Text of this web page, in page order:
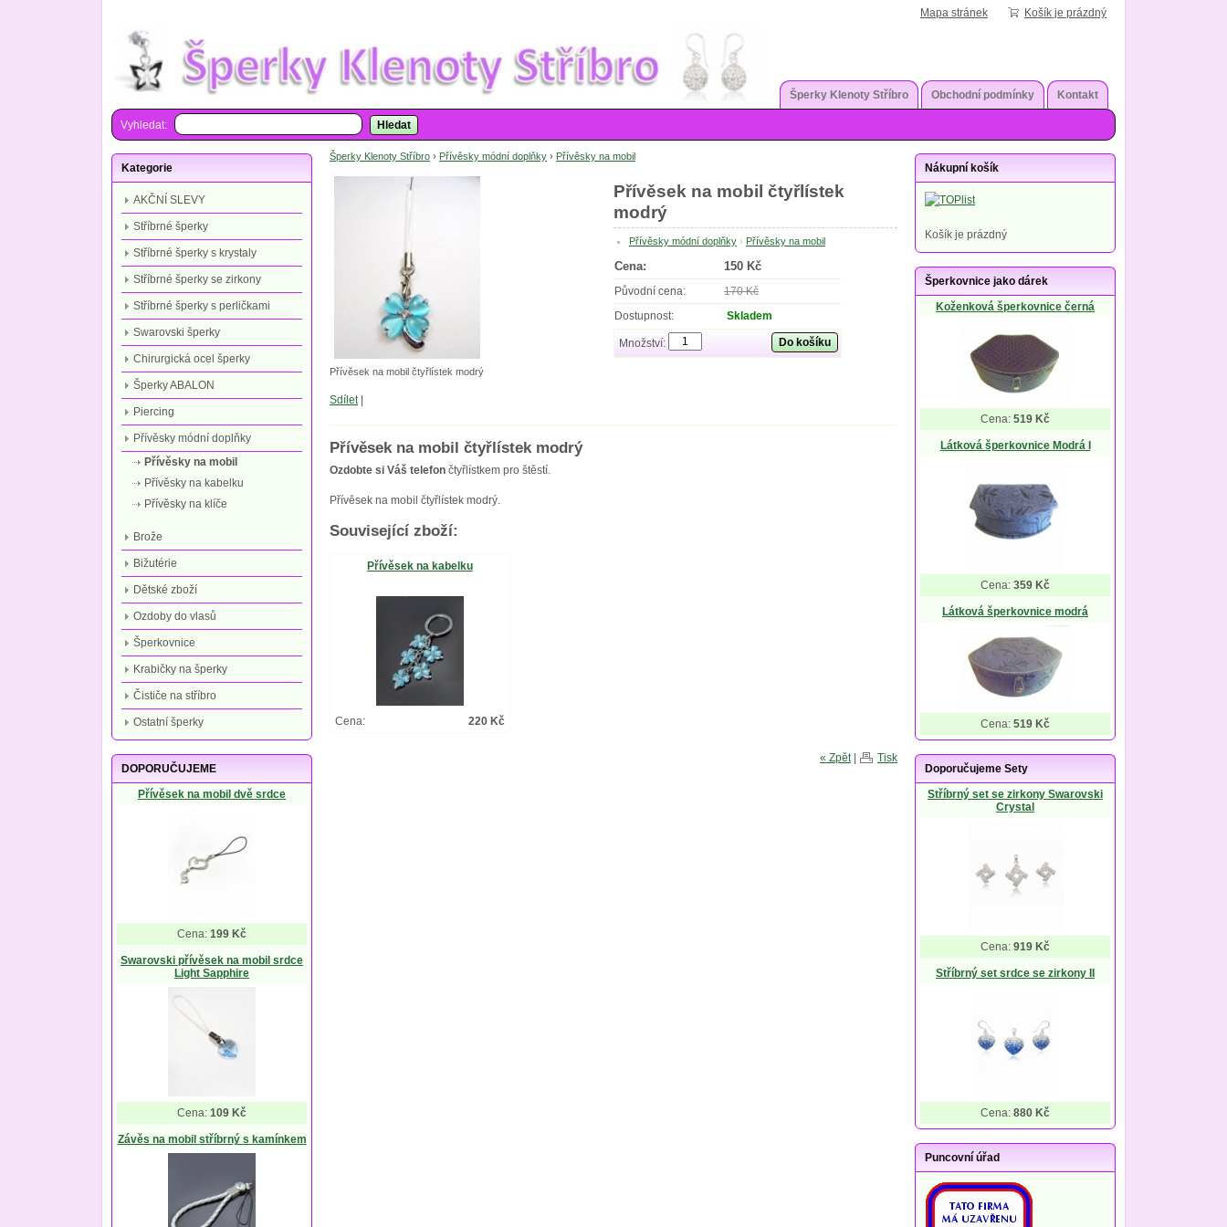
Košík je prázdný
Mapa stránek
Vyhledat: Hledat
Šperky Klenoty Stříbro Obchodní podmínky Kontakt
Šperky Klenoty Stříbro › Přívěsky módní doplňky › Přívěsky na mobil
Přívěsek na mobil čtyřlístek modrý
Přívěsek na mobil čtyřlístek
modrý
Přívěsky módní doplňky › Přívěsky na mobil
Cena: 150 Kč
Původní cena:
170 Kč
Dostupnost:
Skladem
Do košíku
Množství:
Sdílet
Přívěsek na mobil čtyřlístek modrý
Ozdobte si Váš telefon čtyřlístkem pro štěstí.
Přívěsek na mobil čtyřlístek modrý.
Související zboží:
Přívěsek na kabelku
220 Kč
Cena:
« Zpět| Tisk
Kategorie
AKČNÍ SLEVY
Stříbrné šperky
Stříbrné šperky s krystaly
Stříbrné šperky se zirkony
Stříbrné šperky s perličkami
Swarovski šperky
Chirurgická ocel šperky
Šperky ABALON
Piercing
Přívěsky módní doplňky
Přívěsky na mobil
Přívěsky na kabelku
Přívěsky na klíče
Brože
Bižutérie
Dětské zboží
Ozdoby do vlasů
Šperkovnice
Krabičky na šperky
Čističe na stříbro
Ostatní šperky
DOPORUČUJEME
Přívěsek na mobil dvě srdce
Cena: 199 Kč
Swarovski přívěsek na mobil srdce
Light Sapphire
Cena: 109 Kč
Závěs na mobil stříbrný s kamínkem
Nákupní košík
Košík je prázdný
Šperkovnice jako dárek
Koženková šperkovnice černá
Cena: 519 Kč
Látková šperkovnice Modrá I
Cena: 359 Kč
Látková šperkovnice modrá
Cena: 519 Kč
Doporučujeme Sety
Stříbrný set se zirkony Swarovski
Crystal
Cena: 919 Kč
Stříbrný set srdce se zirkony II
Cena: 880 Kč
Puncovní úřad